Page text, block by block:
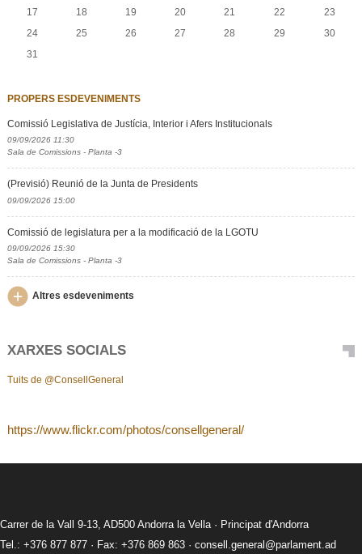
17
18 19 20 21 22
23
24
25 26 27 28 29
30
31
PROPERS ESDEVENIMENTS
Comissió Legislativa de Justícia, Interior i Afers Institucionals
09/09/2026 11:30
Sala de Comissions - Planta -3
(Previsió) Reunió de la Junta de Presidents
09/09/2026 15:00
Comissió de legislatura per a la modificació de la LGOTU
09/09/2026 15:30
Sala de Comissions - Planta -3
Altres esdeveniments
XARXES SOCIALS
Tuits de @ConsellGeneral
https://www.flickr.com/photos/consellgeneral/
Carrer de la Vall 9-13, AD500 Andorra la Vella · Principat d'Andorra
Tel.: +376 877 877 · Fax: +376 869 863 · consell.general@parlament.ad